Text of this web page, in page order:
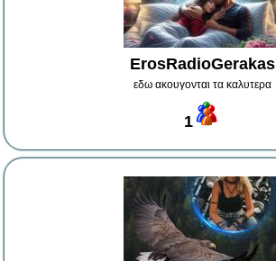
ErosRadioGerakas
εδω ακουγονται τα καλυτερα
1